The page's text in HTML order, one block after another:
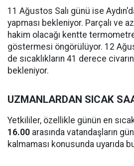
11 Ağustos Salı günü ise
yapması bekleniyor. Parçalı ve
hakim olacağı kentte
göstermesi öngörülüyor. 12
de sıcaklıkların 41 derece
bekleniyor.
UZMANLARDAN SICAK
Yetkililer, özellikle günün en
16.00 arasında vatandaşların
kalmaması konusunda uyarıda